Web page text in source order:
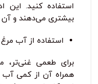
استفاده کنید.
بیشتری می‌دهند و آن
استفاده از آب
برای طعمی غنی‌تر،
همراه آن از کمی آب